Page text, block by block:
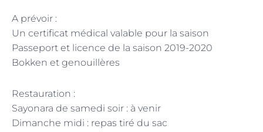
A prévoir :
Un certificat médical valable pour la saison
Passeport et licence de la saison 2019-2020
Bokken et genouillères
Restauration :
Sayonara de samedi soir : à venir
Dimanche midi : repas tiré du sac